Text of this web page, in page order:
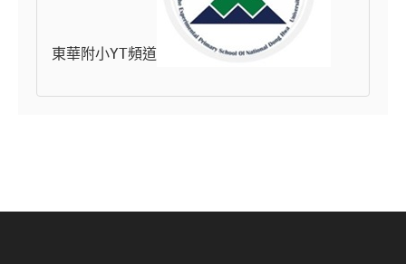
東華附小YT頻道